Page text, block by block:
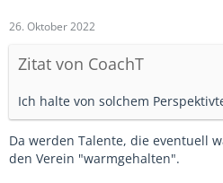
26. Oktober 2022
Zitat von CoachT
Ich halte von solchem
Da werden Talente, die eventuell
den Verein "warmgehalten".